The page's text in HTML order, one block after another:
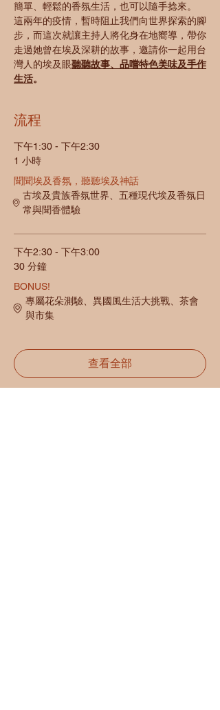
簡單、輕鬆的香氛生活，也可以隨手捻來。
這兩年的疫情，暫時阻止我們向世界探索的腳
步，而這次就讓主持人將化身在地嚮導，帶你
走過她曾在埃及深耕的故事，邀請你一起用台
灣人的埃及眼聽聽故事、品嚐特色美味及手作
生活。
流程
下午1:30 - 下午2:30
1 小時
聞聞埃及香氛，聽聽埃及神話
古埃及貴族香氛世界、五種現代埃及香氛日
常與聞香體驗
下午2:30 - 下午3:00
30 分鐘
BONUS!
專屬花朵測驗、異國風生活大挑戰、茶會
與市集
查看全部